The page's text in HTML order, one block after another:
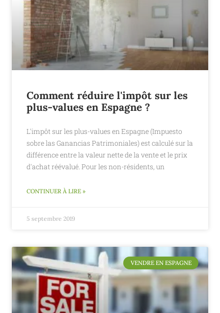
Comment réduire l'impôt sur les
plus-values en Espagne ?
L'impôt sur les plus-values en Espagne (Impuesto
sobre las Ganancias Patrimoniales) est calculé sur la
différence entre la valeur nette de la vente et le prix
d'achat réévalué. Pour les non-résidents, un
CONTINUER À LIRE »
5 septembre 2019
VENDRE EN ESPAGNE